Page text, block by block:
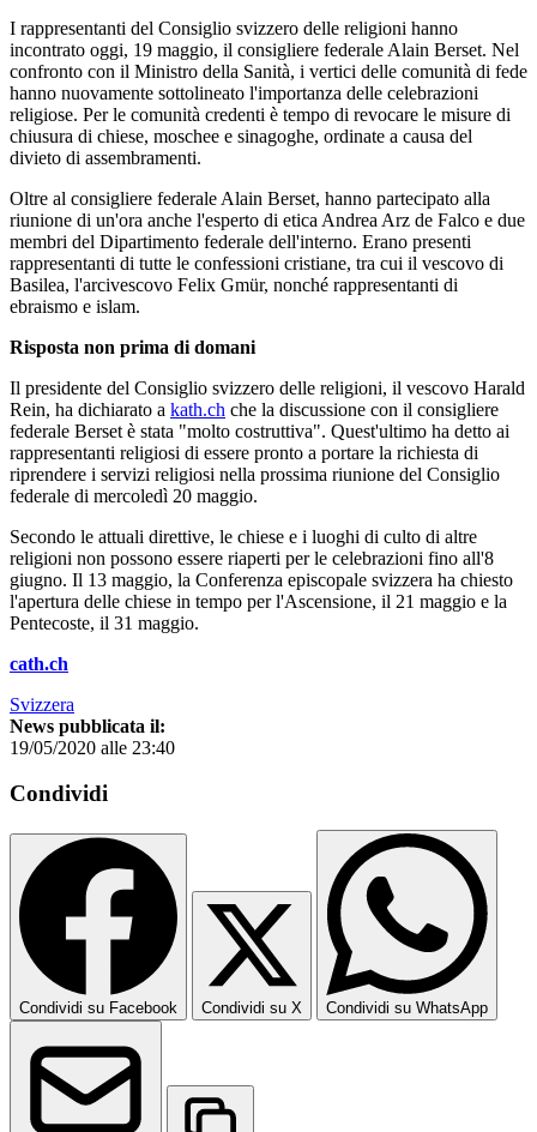
I rappresentanti del Consiglio svizzero delle religioni hanno
incontrato oggi, 19 maggio, il consigliere federale Alain Berset. Nel
confronto con il Ministro della Sanità, i vertici delle comunità di fede
hanno nuovamente sottolineato l'importanza delle celebrazioni
religiose. Per le comunità credenti è tempo di revocare le misure di
chiusura di chiese, moschee e sinagoghe, ordinate a causa del
divieto di assembramenti.
Oltre al consigliere federale Alain Berset, hanno partecipato alla
riunione di un'ora anche l'esperto di etica Andrea Arz de Falco e due
membri del Dipartimento federale dell'interno. Erano presenti
rappresentanti di tutte le confessioni cristiane, tra cui il vescovo di
Basilea, l'arcivescovo Felix Gmür, nonché rappresentanti di
ebraismo e islam.
Risposta non prima di domani
Il presidente del Consiglio svizzero delle religioni, il vescovo Harald
Rein, ha dichiarato a kath.ch che la discussione con il consigliere
federale Berset è stata "molto costruttiva". Quest'ultimo ha detto ai
rappresentanti religiosi di essere pronto a portare la richiesta di
riprendere i servizi religiosi nella prossima riunione del Consiglio
federale di mercoledì 20 maggio.
Secondo le attuali direttive, le chiese e i luoghi di culto di altre
religioni non possono essere riaperti per le celebrazioni fino all'8
giugno. Il 13 maggio, la Conferenza episcopale svizzera ha chiesto
l'apertura delle chiese in tempo per l'Ascensione, il 21 maggio e la
Pentecoste, il 31 maggio.
cath.ch
Svizzera
News pubblicata il:
19/05/2020 alle 23:40
Condividi
Condividi su Facebook Condividi su X Condividi su WhatsApp